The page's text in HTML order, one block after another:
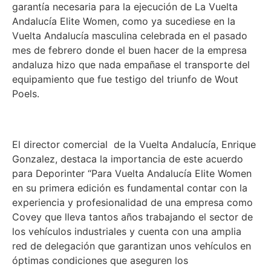
garantía necesaria para la ejecución de La Vuelta
Andalucía Elite Women, como ya sucediese en la
Vuelta Andalucía masculina celebrada en el pasado
mes de febrero donde el buen hacer de la empresa
andaluza hizo que nada empañase el transporte del
equipamiento que fue testigo del triunfo de Wout
Poels.
El director comercial de la Vuelta Andalucía, Enrique
Gonzalez, destaca la importancia de este acuerdo
para Deporinter “Para Vuelta Andalucía Elite Women
en su primera edición es fundamental contar con la
experiencia y profesionalidad de una empresa como
Covey que lleva tantos años trabajando el sector de
los vehículos industriales y cuenta con una amplia
red de delegación que garantizan unos vehículos en
óptimas condiciones que aseguren los